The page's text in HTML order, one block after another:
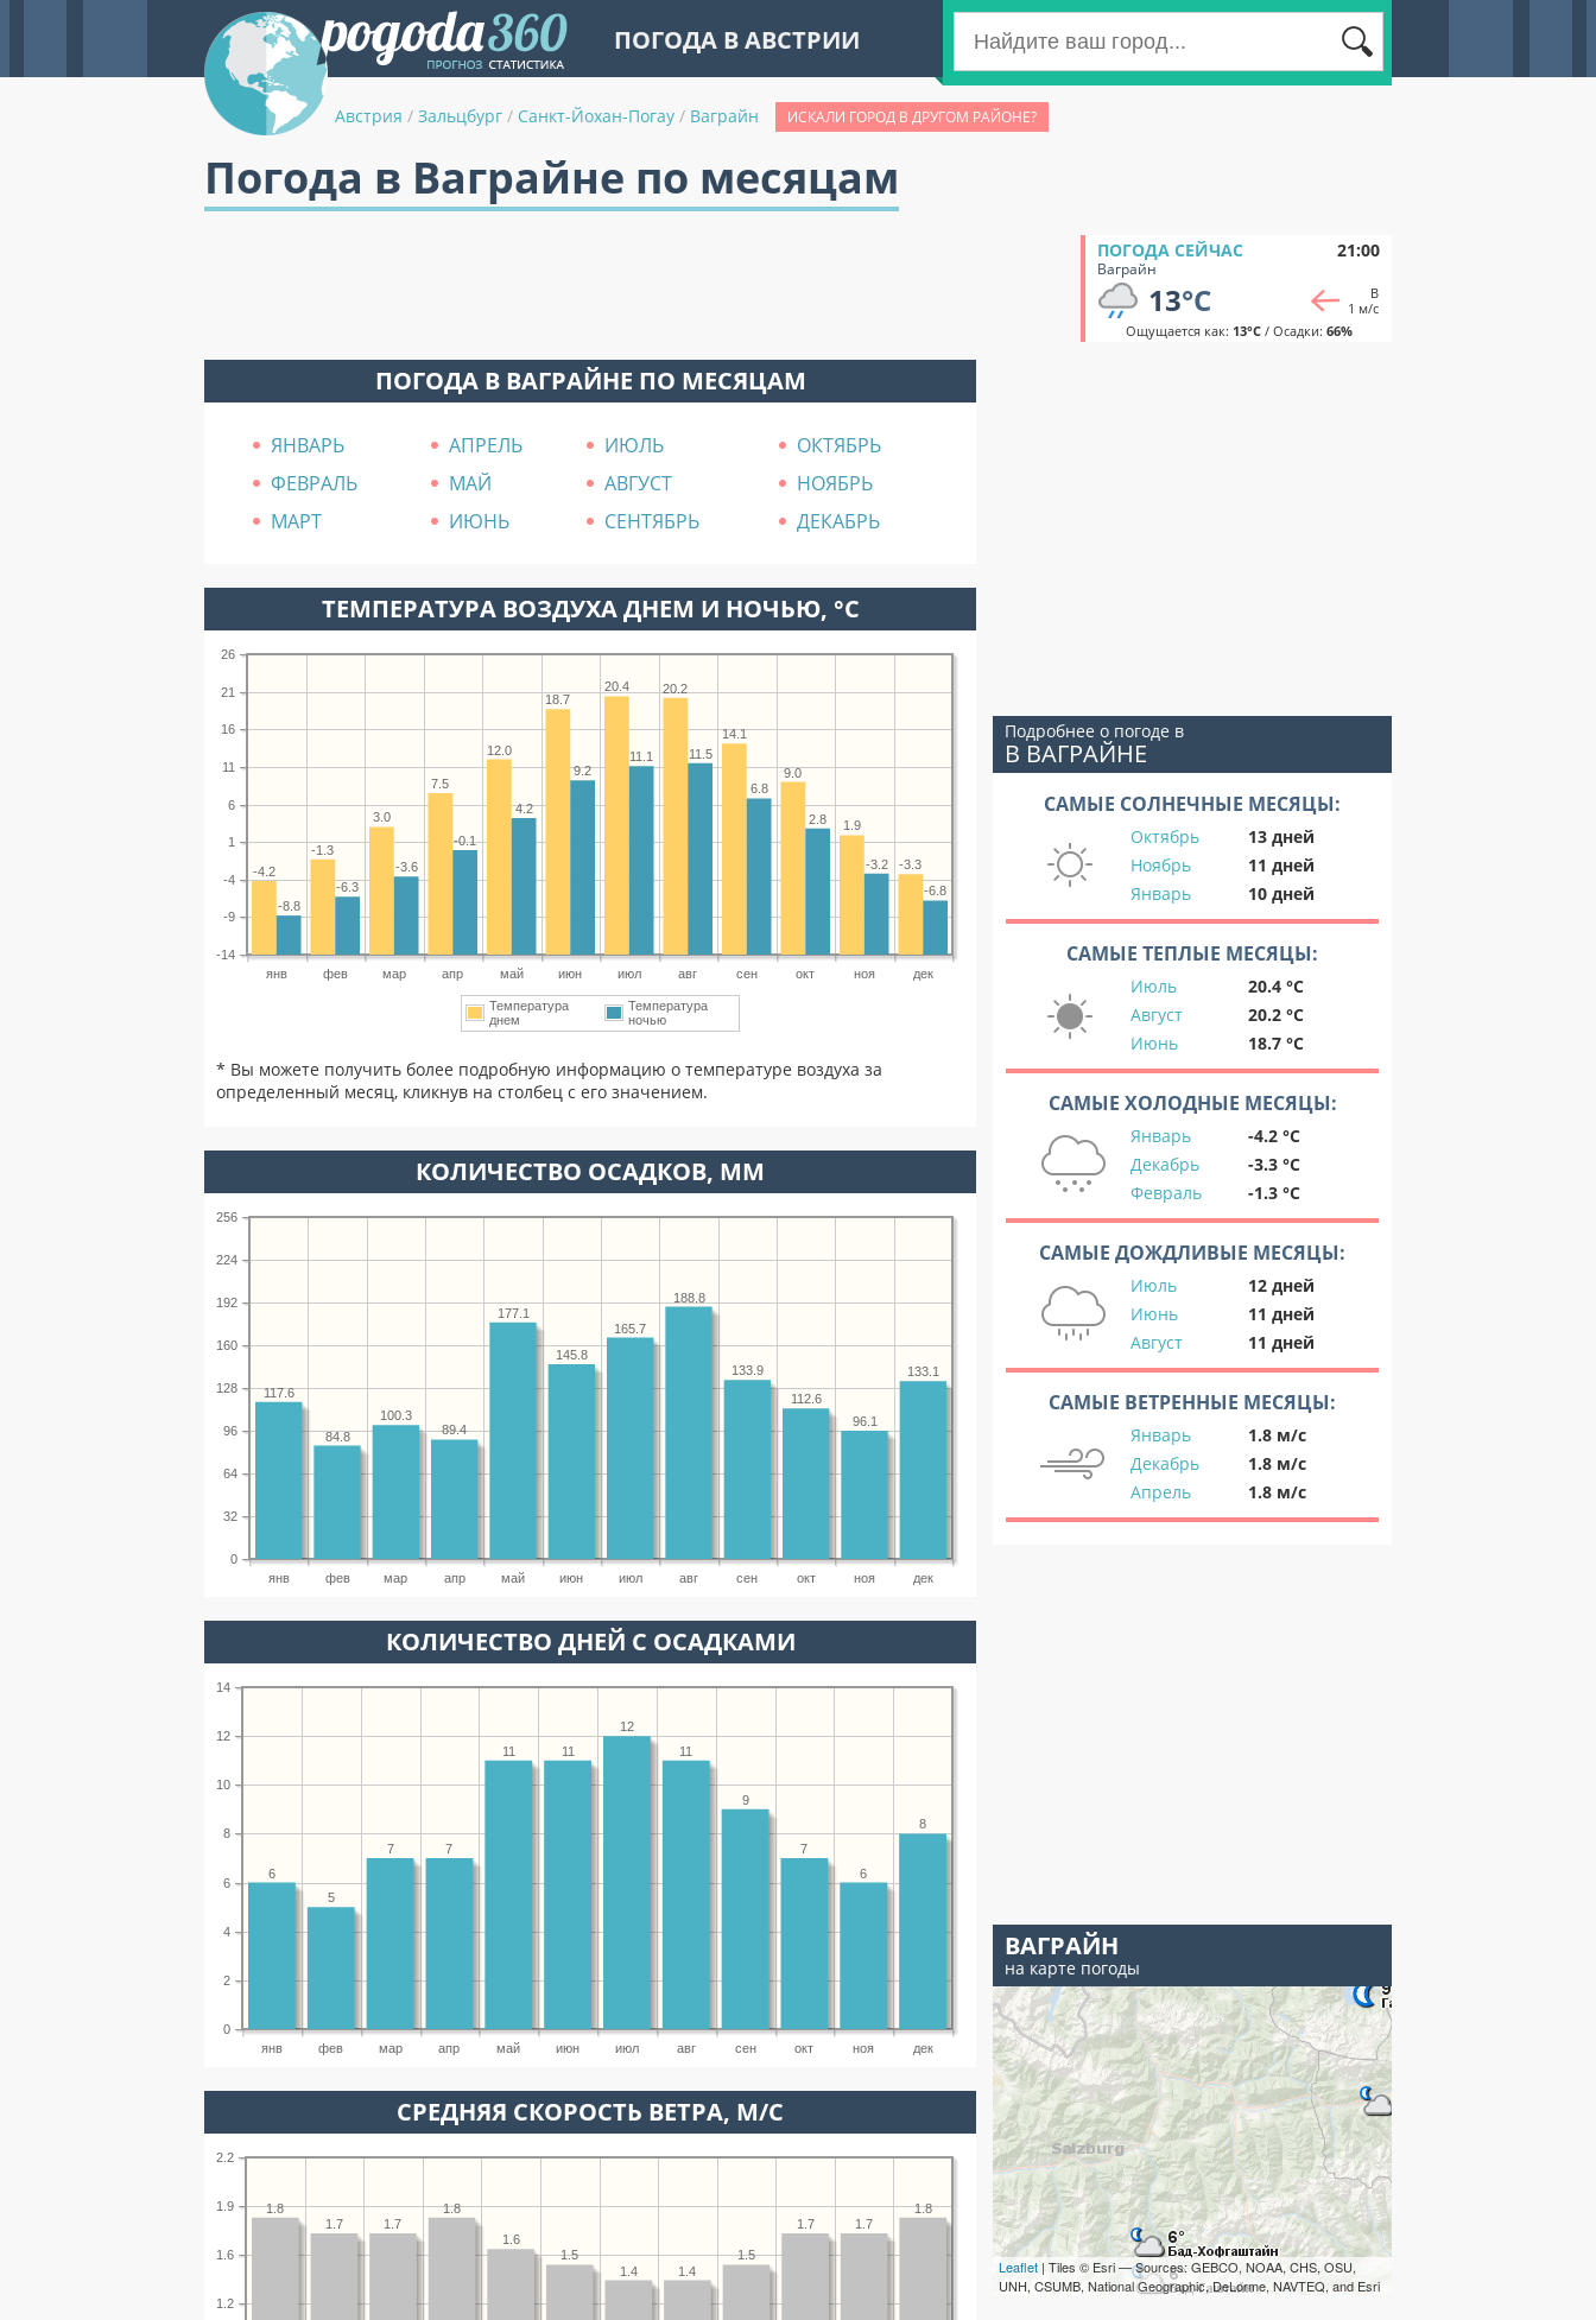
ПОГОДА В АВСТРИИ
Австрия / Зальцбург / Санкт-Йохан-Погау / Ваграйн ИСКАЛИ ГОРОД В ДРУГОМ РАЙОНЕ?
Погода в Ваграйне по месяцам
ПОГОДА СЕЙЧАС 21:00
Ваграйн
13°C
В
1 м/с
Ощущается как: 13°C/ Осадки: 66%
ПОГОДА В ВАГРАЙНЕ ПО МЕСЯЦАМ
ЯНВАРЬ АПРЕЛЬ ИЮЛЬ
ОКТЯБРЬ
ФЕВРАЛЬ
МАЙ АВГУСТ
НОЯБРЬ
МАРТ
ИЮНЬ СЕНТЯБРЬ ДЕКАБРЬ
ТЕМПЕРАТУРА ВОЗДУХА ДНЕМ И НОЧЬЮ, °C
янв фев мар апр май июн июл авг сен окт ноя дек
-14
-9
-4
1
6
11
16
21
26
-3.3
1.9
9.0
14.1
20.2
20.4
18.7
12.0
7.5
3.0
-1.3
-4.2
-6.8
-3.2
2.8
6.8
11.5
11.1
9.2
4.2
-0.1
-3.6
-6.3
-8.8
Температура
днем
Температура
ночью
* Вы можете получить более подробную информацию о температуре воздуха за
определенный месяц, кликнув на столбец с его значением.
КОЛИЧЕСТВО ОСАДКОВ, ММ
янв фев мар апр май июн июл авг сен окт ноя дек
0
32
64
96
128
160
192
224
256
133.1
96.1
112.6
133.9
188.8
165.7
145.8
177.1
89.4
100.3
84.8
117.6
КОЛИЧЕСТВО ДНЕЙ С ОСАДКАМИ
янв фев мар апр май июн июл авг сен окт ноя дек
0
2
4
6
8
10
12
14
8
6
7
9
11
12
11
11
7
7
5
6
СРЕДНЯЯ СКОРОСТЬ ВЕТРА, М/С
1.2
1.6
1.9
2.2
1.8
1.7
1.7
1.5
1.4
1.4
1.5
1.6
1.8
1.7
1.7
1.8
Подробнее о погоде в
В ВАГРАЙНЕ
САМЫЕ СОЛНЕЧНЫЕ МЕСЯЦЫ:
Октябрь
13 дней
Ноябрь
11 дней
Январь
10 дней
САМЫЕ ТЕПЛЫЕ МЕСЯЦЫ:
Июль
20.4 °C
Август
20.2 °C
Июнь
18.7 °C
САМЫЕ ХОЛОДНЫЕ МЕСЯЦЫ:
Январь
-4.2 °C
Декабрь
-3.3 °C
Февраль
-1.3 °C
САМЫЕ ДОЖДЛИВЫЕ МЕСЯЦЫ:
Июль
12 дней
Июнь
11 дней
Август
11 дней
САМЫЕ ВЕТРЕННЫЕ МЕСЯЦЫ:
Январь
1.8 м/с
Декабрь
1.8 м/с
Апрель
1.8 м/с
ВАГРАЙН
на карте погоды
Leaflet | Tiles © Esri — Sources: GEBCO, NOAA, CHS, OSU,
UNH, CSUMB, National Geographic, DeLorme, NAVTEQ, and Esri